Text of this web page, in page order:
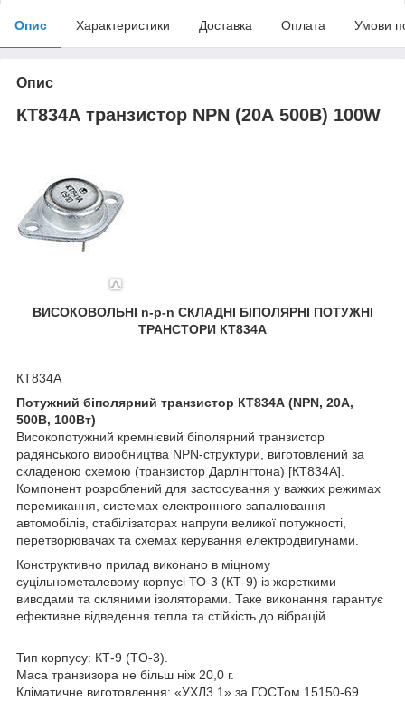
Опис Характеристики Доставка Оплата Умови
Опис
КТ834А транзистор NPN (20А 500В) 100W
ВИСОКОВОЛЬНІ n-p-n СКЛАДНІ БІПОЛЯРНІ ПОТУЖНІ
ТРАНСТОРИ КТ834А
КТ834А
Потужний біполярний транзистор КТ834А (NPN, 20А,
500В, 100Вт)
Високопотужний кремнієвий біполярний транзистор
радянського виробництва NPN-структури, виготовлений за
складеною схемою (транзистор Дарлінгтона) [КТ834А].
Компонент розроблений для застосування у важких режимах
перемикання, системах електронного запалювання
автомобілів, стабілізаторах напруги великої потужності,
перетворювачах та схемах керування електродвигунами.
Конструктивно прилад виконано в міцному
суцільнометалевому корпусі ТО-3 (КТ-9) із жорсткими
виводами та скляними ізоляторами. Таке виконання гарантує
ефективне відведення тепла та стійкість до вібрацій.
Тип корпусу: КТ-9 (TO-3).
Маса транзизора не більш ніж 20,0 г.
Кліматичне виготовлення: «УХЛ3.1» за ГОСТом 15150-69.